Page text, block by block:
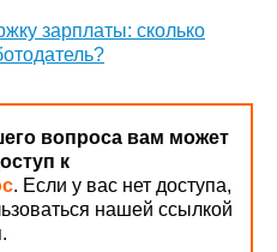
зарплаты: сколько
вопроса вам может
к
. Если у вас нет доступа,
нашей ссылкой